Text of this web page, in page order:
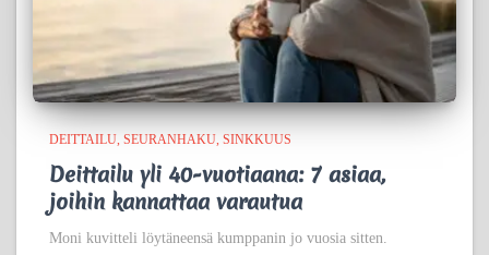
DEITTAILU SEURANHAKU SINKKUUS
Deittailu yli 40-vuotiaana: 7 asiaa,
joihin kannattaa varautua
Moni kuvitteli löytäneensä kumppanin jo vuosia sitten.